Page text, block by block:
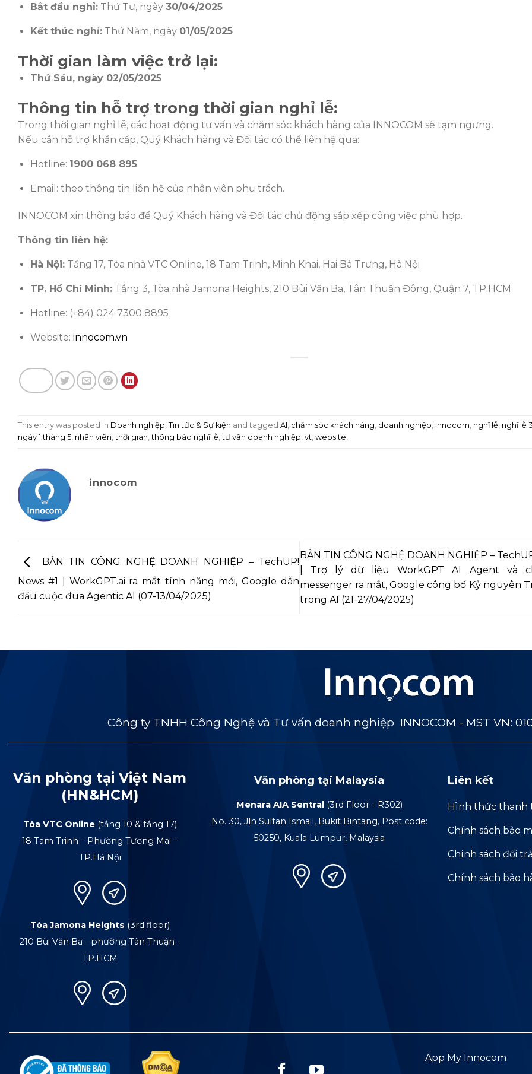
Bắt đầu nghỉ:Thứ Tư, ngày 30/04/2025
Kết thúc nghỉ:Thứ Năm, ngày 01/05/2025
Thời gian làm việc trở lại:
Thứ Sáu, ngày 02/05/2025
Thông tin hỗ trợ trong thời gian nghỉ lễ:
Trong thời gian nghỉ lễ, các hoạt động tư vấn và chăm sóc khách hàng của INNOCOM sẽ tạm ngưng.
Nếu cần hỗ trợ khẩn cấp, Quý Khách hàng và Đối tác có thể liên hệ qua:
Hotline: 1900 068 895
Email: theo thông tin liên hệ của nhân viên phụ trách.
INNOCOM xin thông báo để Quý Khách hàng và Đối tác chủ động sắp xếp công việc phù hợp.
Thông tin liên hệ:
Hà Nội:Tầng 17, Tòa nhà VTC Online, 18 Tam Trinh, Minh Khai, Hai Bà Trưng, Hà Nội
TP. Hồ Chí Minh:Tầng 3, Tòa nhà Jamona Heights, 210 Bùi Văn Ba, Tân Thuận Đông, Quận 7, TP.HCM
Hotline: (+84) 024 7300 8895
Website: innocom.vn
This entry was posted in Doanh nghiệp Tin tức & Sự kiện and tagged AI chăm sóc khách hàng doanh nghiệp innocom nghĩ lễ nghĩ lễ
ngày 1 tháng 5 nhân viên ,thời gian ,thông báo nghĩ lễ ,tư vấn doanh nghiệp vt website
innocom
BẢN TIN CÔNG NGHỆ DOANH NGHIỆP – TechUP!
News #1 | WorkGPT.ai ra mắt tính năng mới, Google dẫn
đầu cuộc đua Agentic AI (07-13/04/2025)
BẢN TIN CÔNG NGHỆ DOANH NGHIỆP –
| Trợ lý dữ liệu WorkGPT AI Agent và
messenger ra mắt, Google công bố Kỷ nguyên
trong AI (21-27/04/2025)
Công ty TNHH Công Nghệ và Tư vấn doanh nghiệp INNOCOM - MST VN:
Văn phòng tại Việt Nam
(HN&HCM)
Tòa VTC Online(tầng 10 & tầng 17)
18 Tam Trinh – Phường Tương Mai –
TP.Hà Nội
Tòa Jamona Heights (3rd floor)
210 Bùi Văn Ba - phường Tân Thuận -
TP.HCM
Văn phòng tại Malaysia
Menara AIA Sentral (3rd Floor - R302)
No. 30, Jln Sultan Ismail, Bukit Bintang, Post code:
50250, Kuala Lumpur, Malaysia
Liên kết
Hình thức thanh
Chính sách bảo
Chính sách đổi trả
Chính sách bảo
App My Innocom